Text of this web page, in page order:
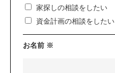
家探しの相談をしたい
資金計画の相談をしたい
お名前 ※